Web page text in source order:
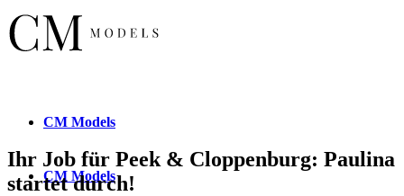
CM Models
CM Models
Ihr Job für Peek & Cloppenburg: Paulina
startet durch!